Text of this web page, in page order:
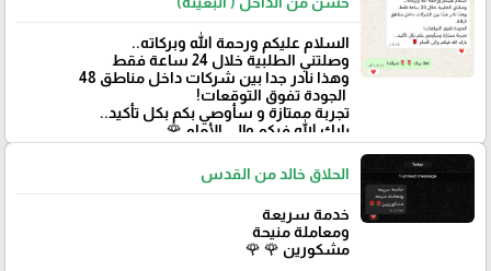
‏السلام عليكم ورحمة الله وبركاته..
وصلتني الطلبية خلال 24 ساعة فقط
‏وهذا نادر جدا بين شركات داخل مناطق 48
‏ الجودة تفوق التوقعات!
تجربة ممتازة و سأوصي بكم بكل تأكيد..
‏بارك الله فيكم وإلى الأمام 🌹
الحلاق خالد من القدس
خدمة سريعة
ومعاملة منيحة
مشكورين 🌹 🌹